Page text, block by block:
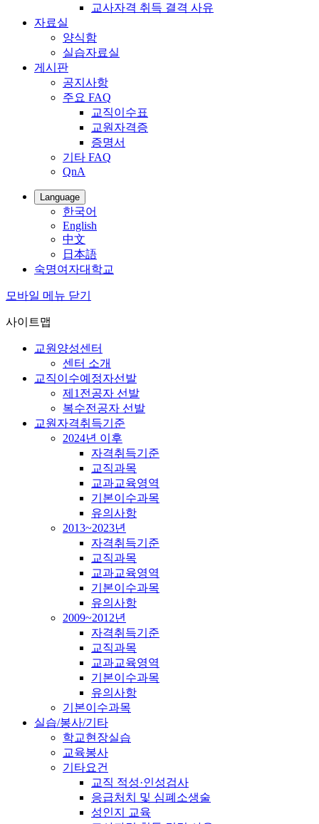
교사자격 취득 결격 사유
자료실
양식함
실습자료실
게시판
공지사항
주요 FAQ
교직이수표
교원자격증
증명서
기타 FAQ
QnA
Language
한국어
English
中文
日本語
숙명여자대학교
모바일 메뉴 닫기
사이트맵
교원양성센터
센터 소개
교직이수예정자선발
제1전공자 선발
복수전공자 선발
교원자격취득기준
2024년 이후
자격취득기준
교직과목
교과교육영역
기본이수과목
유의사항
2013~2023년
자격취득기준
교직과목
교과교육영역
기본이수과목
유의사항
2009~2012년
자격취득기준
교직과목
교과교육영역
기본이수과목
유의사항
기본이수과목
실습/봉사/기타
학교현장실습
교육봉사
기타요건
교직 적성·인성검사
응급처치 및 심폐소생술
성인지 교육